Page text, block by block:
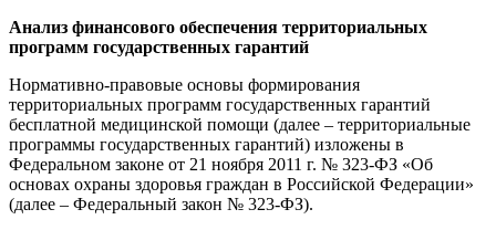
Анализ финансового обеспечения территориальных
программ государственных гарантий
Нормативно-правовые основы формирования
территориальных программ государственных гарантий
бесплатной медицинской помощи (далее – территориальные
программы государственных гарантий) изложены в
Федеральном законе от 21 ноября 2011 г. № 323-ФЗ «Об
основах охраны здоровья граждан в Российской Федерации»
(далее – Федеральный закон № 323-ФЗ).